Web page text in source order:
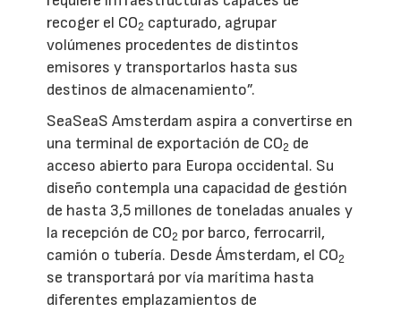
recoger el CO2 capturado, agrupar
volúmenes procedentes de distintos
emisores y transportarlos hasta sus
destinos de almacenamiento”.
SeaSeaS Amsterdam aspira a convertirse en
una terminal de exportación de CO2 de
acceso abierto para Europa occidental. Su
diseño contempla una capacidad de gestión
de hasta 3,5 millones de toneladas anuales y
la recepción de CO2 por barco, ferrocarril,
camión o tubería. Desde Ámsterdam, el CO2
se transportará por vía marítima hasta
diferentes emplazamientos de